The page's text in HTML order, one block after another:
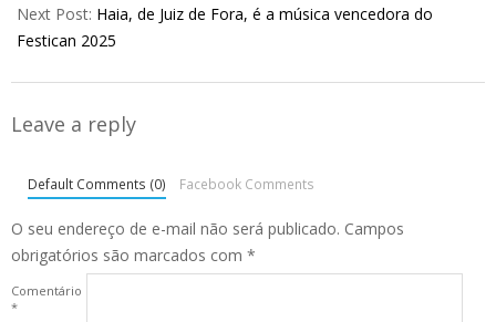
Next Post: Haia, de Juiz de Fora, é a música vencedora do
Festican 2025
Leave a reply
Default Comments (0) Facebook Comments
O seu endereço de e-mail não será publicado. Campos
obrigatórios são marcados com *
Comentário
*